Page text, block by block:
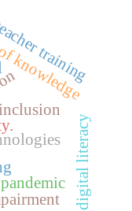
knowledge
inclusion
digital literacy
training